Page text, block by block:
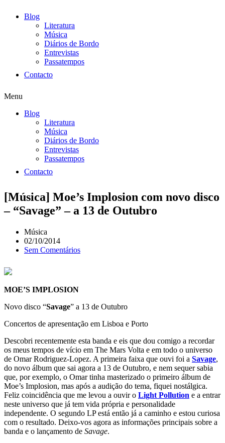
Blog
Literatura
Música
Diários de Bordo
Entrevistas
Passatempos
Contacto
Menu
Blog
Literatura
Música
Diários de Bordo
Entrevistas
Passatempos
Contacto
[Música] Moe’s Implosion com novo disco
– “Savage” – a 13 de Outubro
Música
02/10/2014
Sem Comentários
MOE’S IMPLOSION
Novo disco “Savage” a 13 de Outubro
Concertos de apresentação em Lisboa e Porto
Descobri recentemente esta banda e eis que dou comigo a recordar
os meus tempos de vício em The Mars Volta e em todo o universo
de Omar Rodriguez-Lopez. A primeira faixa que ouvi foi a Savage,
do novo álbum que sai agora a 13 de Outubro, e nem sequer sabia
que, por exemplo, o Omar tinha masterizado o primeiro álbum de
Moe’s Implosion, mas após a audição do tema, fiquei nostálgica.
Feliz coincidência que me levou a ouvir o Light Pollution e a entrar
neste universo que já tem vida própria e personalidade
independente. O segundo LP está então já a caminho e estou curiosa
com o resultado. Deixo-vos agora as informações principais sobre a
banda e o lançamento de Savage.